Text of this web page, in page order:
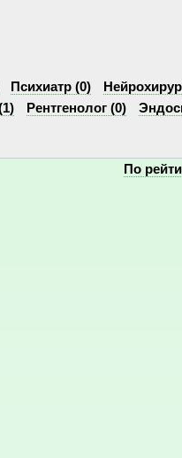
Психиатр (0)
Рентгенолог (0)
По